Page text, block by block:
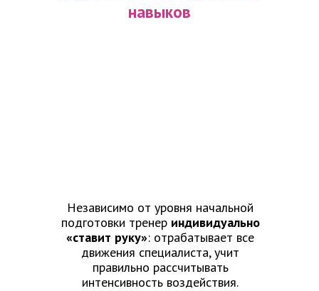
навыков
Независимо от уровня начальной
подготовки тренер индивидуально
«ставит руку»: отрабатывает все
движения специалиста, учит
правильно рассчитывать
интенсивность воздействия.